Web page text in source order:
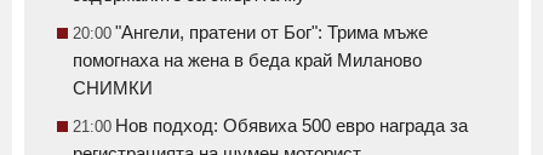
20:00 "Ангели, пратени от Бог": Трима мъже
помогнаха на жена в беда край Миланово
СНИМКИ
21:00 Нов подход: Обявиха 500 евро награда за